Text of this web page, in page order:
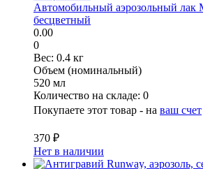
Автомобильный аэрозольный
бесцветный
0.00
0
Вес: 0.4 кг
Объем (номинальный)
520 мл
Количество на складе: 0
Покупаете этот товар - на ваш счет
370 ₽
Нет в наличии